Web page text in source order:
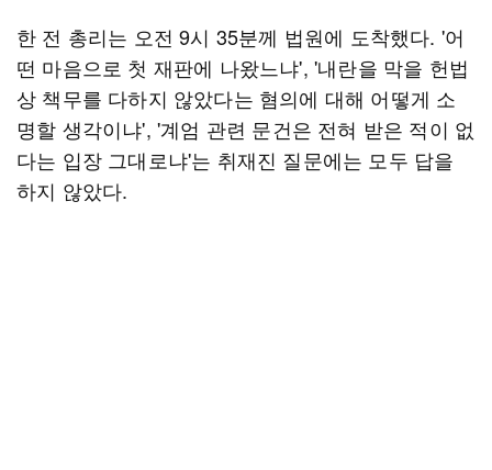
한 전 총리는 오전 9시 35분께 법원에 도착했다. '어
떤 마음으로 첫 재판에 나왔느냐', '내란을 막을 헌법
상 책무를 다하지 않았다는 혐의에 대해 어떻게 소
명할 생각이냐', '계엄 관련 문건은 전혀 받은 적이 없
다는 입장 그대로냐'는 취재진 질문에는 모두 답을
하지 않았다.